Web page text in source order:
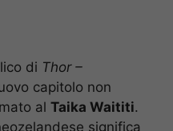
di Thor –
capitolo non
al Taika Waititi.
significa